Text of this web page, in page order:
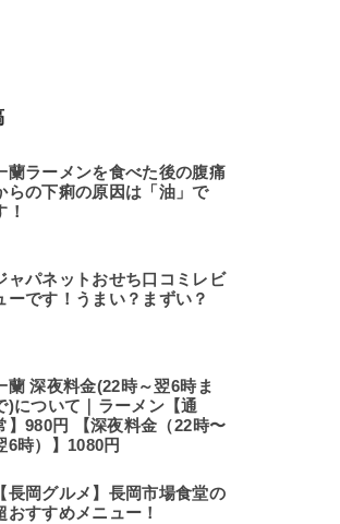
蘭ラーメンを食べた後の腹痛
らの下痢の原因は「油」で
！
ャパネットおせち口コミレビ
ーです！うまい？まずい？
蘭 深夜料金(22時～翌6時ま
)について​｜ラーメン【通
】980円 【深夜料金（22時〜
6時）】1080円
【長岡グルメ】長岡市場食堂の
おすすめメニュー！